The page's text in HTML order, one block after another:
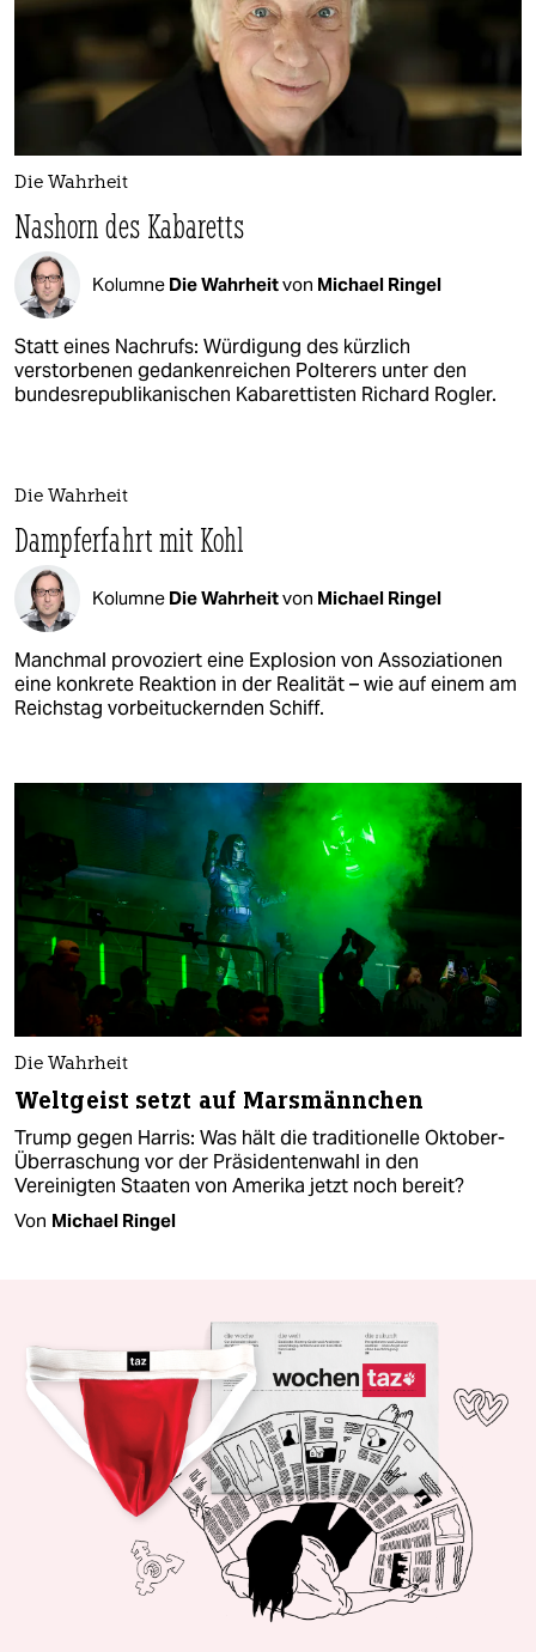
Die Wahrheit
Nashorn des Kabaretts
Kolumne Die Wahrheitvon Michael Ringel
Statt eines Nachrufs: Würdigung des kürzlich
verstorbenen gedankenreichen Polterers unter den
bundesrepublikanischen Kabarettisten Richard Rogler.
Die Wahrheit
Dampferfahrt mit Kohl
Kolumne Die Wahrheitvon Michael Ringel
Manchmal provoziert eine Explosion von Assoziationen
eine konkrete Reaktion in der Realität – wie auf einem am
Reichstag vorbeituckernden Schiff.
Die Wahrheit
Weltgeist setzt auf Marsmännchen
Trump gegen Harris: Was hält die traditionelle Oktober-
Überraschung vor der Präsidentenwahl in den
Vereinigten Staaten von Amerika jetzt noch bereit?
Von Michael Ringel